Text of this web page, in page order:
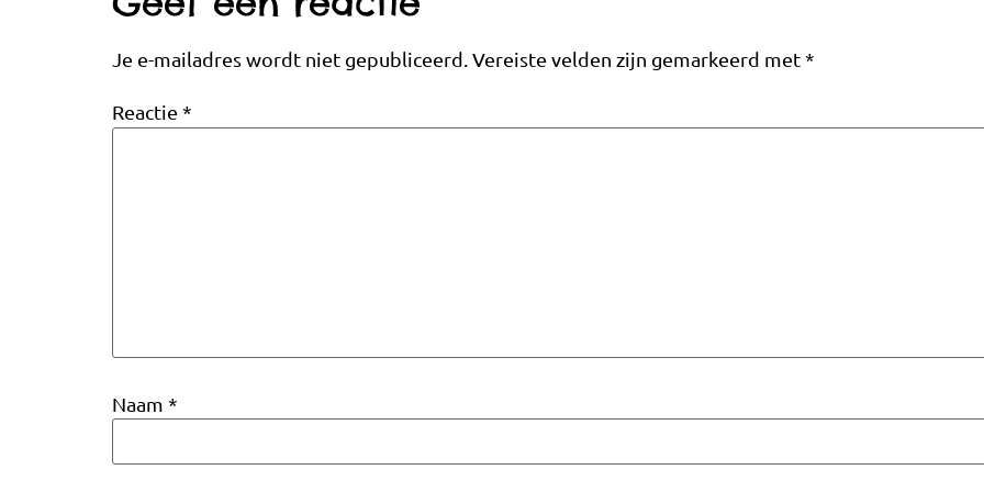
Je e-mailadres wordt niet gepubliceerd. Vereiste velden zijn gemarkeerd met*
Reactie *
Naam *